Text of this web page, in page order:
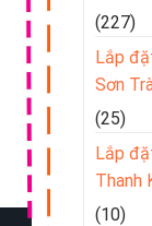
(227)
Lắp
Sơn
(25)
Lắp
Thanh
(10)